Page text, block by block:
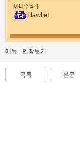
이니수집가
Llawliet
메뉴 인장보기
목록 본문